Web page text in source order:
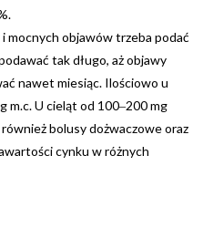
mocnych objawów trzeba podać
tak długo, aż objawy
nawet miesiąc. Ilościowo u
m.c. U cieląt od 100‒200 mg
bolusy dożwaczowe oraz
cynku w różnych